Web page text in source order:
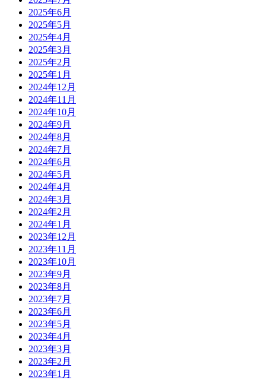
2025年6月
2025年5月
2025年4月
2025年3月
2025年2月
2025年1月
2024年12月
2024年11月
2024年10月
2024年9月
2024年8月
2024年7月
2024年6月
2024年5月
2024年4月
2024年3月
2024年2月
2024年1月
2023年12月
2023年11月
2023年10月
2023年9月
2023年8月
2023年7月
2023年6月
2023年5月
2023年4月
2023年3月
2023年2月
2023年1月